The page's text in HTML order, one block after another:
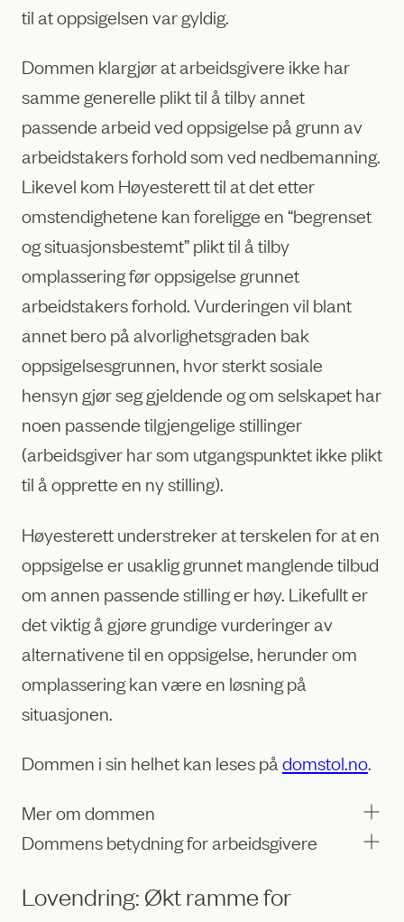
til at oppsigelsen var gyldig.
Dommen klargjør at arbeidsgivere ikke har
samme generelle plikt til å tilby annet
passende arbeid ved oppsigelse på grunn av
arbeidstakers forhold som ved nedbemanning.
Likevel kom Høyesterett til at det etter
omstendighetene kan foreligge en “begrenset
og situasjonsbestemt” plikt til å tilby
omplassering før oppsigelse grunnet
arbeidstakers forhold. Vurderingen vil blant
annet bero på alvorlighetsgraden bak
oppsigelsesgrunnen, hvor sterkt sosiale
hensyn gjør seg gjeldende og om selskapet har
noen passende tilgjengelige stillinger
(arbeidsgiver har som utgangspunktet ikke plikt
til å opprette en ny stilling).
Høyesterett understreker at terskelen for at en
oppsigelse er usaklig grunnet manglende tilbud
om annen passende stilling er høy. Likefullt er
det viktig å gjøre grundige vurderinger av
alternativene til en oppsigelse, herunder om
omplassering kan være en løsning på
situasjonen.
Dommen i sin helhet kan leses på domstol.no
Mer om dommen
Dommens betydning for arbeidsgivere
Lovendring: Økt ramme for